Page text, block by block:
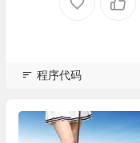
程序代码